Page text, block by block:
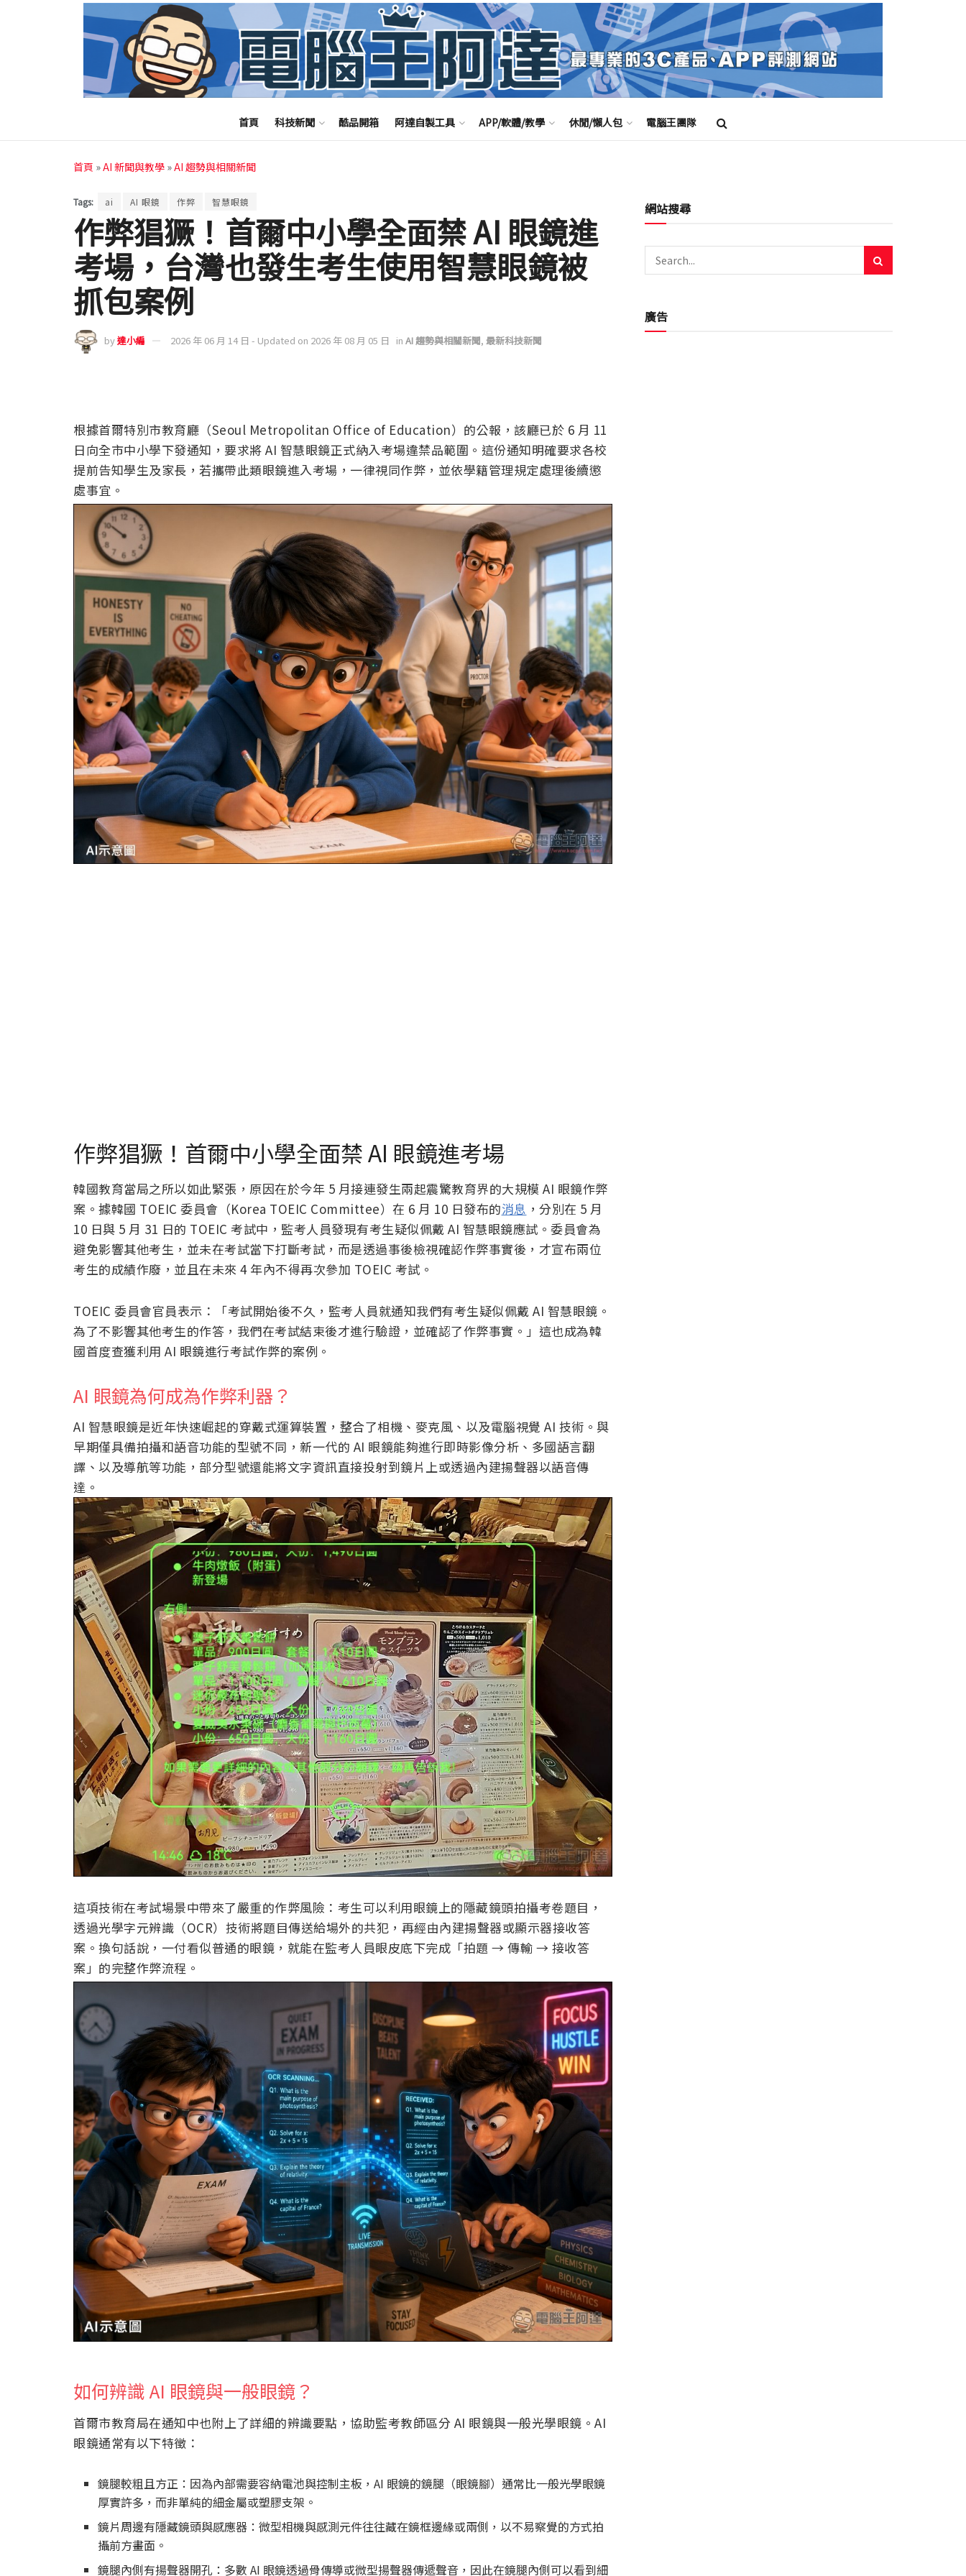
首頁 科技新聞 酷品開箱 阿達自製工具 APP/軟體/教學 休閒/懶人包 電腦王團隊
首頁 »AI 新聞與教學 »AI 趨勢與相關新聞
Tags: ai AI 眼鏡 作弊 智慧眼鏡
作弊猖獗！首爾中小學全面禁 AI 眼鏡進
考場，台灣也發生考生使用智慧眼鏡被
抓包案例
by達小編 2026 年 06 月 14 日 - Updated on 2026 年 08 月 05 日 in AI 趨勢與相關新聞, 最新科技新聞
根據首爾特別市教育廳（Seoul Metropolitan Office of Education）的公報，該廳已於 6 月 11
日向全市中小學下發通知，要求將 AI 智慧眼鏡正式納入考場違禁品範圍。這份通知明確要求各校
提前告知學生及家長，若攜帶此類眼鏡進入考場，一律視同作弊，並依學籍管理規定處理後續懲
處事宜。
作弊猖獗！首爾中小學全面禁 AI 眼鏡進考場
韓國教育當局之所以如此緊張，原因在於今年 5 月接連發生兩起震驚教育界的大規模 AI 眼鏡作弊
案。據韓國 TOEIC 委員會（Korea TOEIC Committee）在 6 月 10 日發布的消息 ，分別在 5 月
10 日與 5 月 31 日的 TOEIC 考試中，監考人員發現有考生疑似佩戴 AI 智慧眼鏡應試。委員會為
避免影響其他考生，並未在考試當下打斷考試，而是透過事後檢視確認作弊事實後，才宣布兩位
考生的成績作廢，並且在未來 4 年內不得再次參加 TOEIC 考試。
TOEIC 委員會官員表示：「考試開始後不久，監考人員就通知我們有考生疑似佩戴 AI 智慧眼鏡。
為了不影響其他考生的作答，我們在考試結束後才進行驗證，並確認了作弊事實。」這也成為韓
國首度查獲利用 AI 眼鏡進行考試作弊的案例。
AI 眼鏡為何成為作弊利器？
AI 智慧眼鏡是近年快速崛起的穿戴式運算裝置，整合了相機、麥克風、以及電腦視覺 AI 技術。與
早期僅具備拍攝和語音功能的型號不同，新一代的 AI 眼鏡能夠進行即時影像分析、多國語言翻
譯、以及導航等功能，部分型號還能將文字資訊直接投射到鏡片上或透過內建揚聲器以語音傳
達。
這項技術在考試場景中帶來了嚴重的作弊風險：考生可以利用眼鏡上的隱藏鏡頭拍攝考卷題目，
透過光學字元辨識（OCR）技術將題目傳送給場外的共犯，再經由內建揚聲器或顯示器接收答
案。換句話說，一付看似普通的眼鏡，就能在監考人員眼皮底下完成「拍題 → 傳輸 → 接收答
案」的完整作弊流程。
如何辨識 AI 眼鏡與一般眼鏡？
首爾市教育局在通知中也附上了詳細的辨識要點，協助監考教師區分 AI 眼鏡與一般光學眼鏡。AI
眼鏡通常有以下特徵：
鏡腿較粗且方正：因為內部需要容納電池與控制主板，AI 眼鏡的鏡腿（眼鏡腳）通常比一般光學眼鏡
厚實許多，而非單純的細金屬或塑膠支架。
鏡片周邊有隱藏鏡頭與感應器：微型相機與感測元件往往藏在鏡框邊緣或兩側，以不易察覺的方式拍
攝前方畫面。
鏡腿內側有揚聲器開孔：多數 AI 眼鏡透過骨傳導或微型揚聲器傳遞聲音，因此在鏡腿內側可以看到細
網站搜尋
廣告